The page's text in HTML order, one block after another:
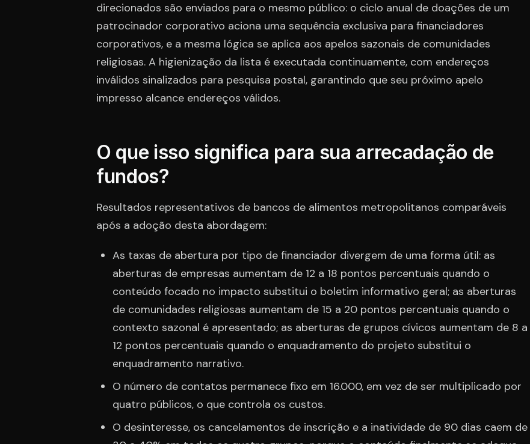
direcionados são enviados para o mesmo público: o ciclo anual de doações de um
patrocinador corporativo aciona uma sequência exclusiva para financiadores
corporativos, e a mesma lógica se aplica aos apelos sazonais de comunidades
religiosas. A higienização da lista é executada continuamente, com endereços
inválidos sinalizados para pesquisa postal, garantindo que seu próximo apelo
impresso alcance endereços válidos.
O que isso significa para sua arrecadação de
fundos?
Resultados representativos de bancos de alimentos metropolitanos comparáveis
após a adoção desta abordagem:
As taxas de abertura por tipo de financiador divergem de uma forma útil: as
aberturas de empresas aumentam de 12 a 18 pontos percentuais quando o
conteúdo focado no impacto substitui o boletim informativo geral; as aberturas
de comunidades religiosas aumentam de 15 a 20 pontos percentuais quando o
contexto sazonal é apresentado; as aberturas de grupos cívicos aumentam de 8 a
12 pontos percentuais quando o enquadramento do projeto substitui o
enquadramento narrativo.
O número de contatos permanece fixo em 16.000, em vez de ser multiplicado por
quatro públicos, o que controla os custos.
O desinteresse, os cancelamentos de inscrição e a inatividade de 90 dias caem de